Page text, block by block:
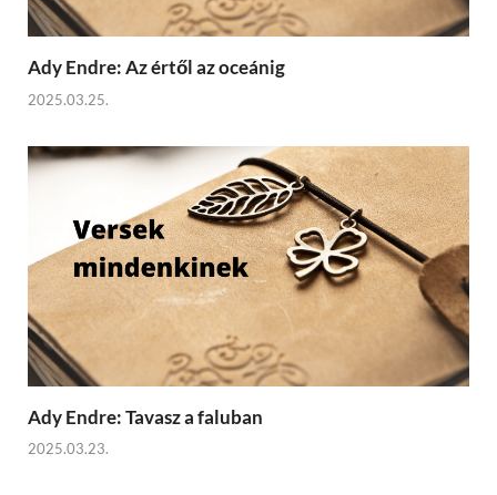
Ady Endre: Az értől az oceánig
2025.03.25.
Ady Endre: Tavasz a faluban
2025.03.23.